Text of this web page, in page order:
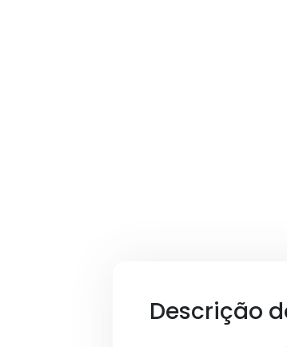
Descrição